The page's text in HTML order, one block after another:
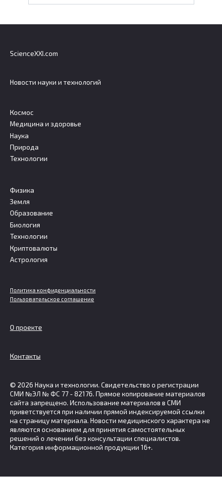
ScienceXXI.com
Новости науки и технологий
Космос
Медицина и здоровье
Наука
Природа
Технологии
Физика
Земля
Образование
Биология
Технологии
Криптовалюты
Астрология
Политика конфиденциальности
Пользовательское соглашение
О проекте
Контакты
© 2026 Наука и технологии. Свидетельство о регистрации
СМИ №ЭЛ № ФС 77 - 82176. Прямое копирование материалов
сайта запрещено. Использование материалов в СМИ
приветствуется при наличии прямой индексируемой ссылки
на страницу материала. Новости медицинского характера не
являются основанием для принятия самостоятельных
решений о лечении без консультации специалистов.
Категория информационной продукции 16+.